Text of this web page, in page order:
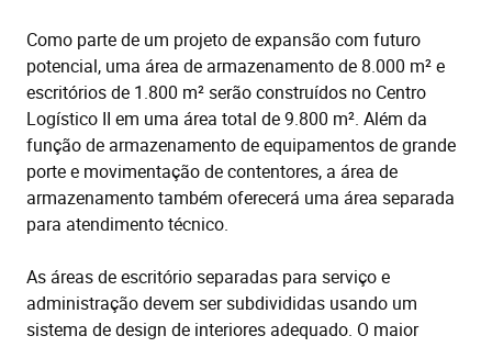
Como parte de um projeto de expansão com futuro
potencial, uma área de armazenamento de 8.000 m² e
escritórios de 1.800 m² serão construídos no Centro
Logístico II em uma área total de 9.800 m². Além da
função de armazenamento de equipamentos de grande
porte e movimentação de contentores, a área de
armazenamento também oferecerá uma área separada
para atendimento técnico.
As áreas de escritório separadas para serviço e
administração devem ser subdivididas usando um
sistema de design de interiores adequado. O maior